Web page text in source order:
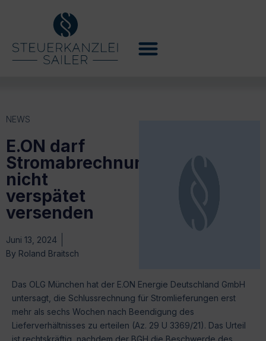
NEWS
E.ON darf
Stromabrechnung
nicht
verspätet
versenden
Juni 13, 2024
By Roland Braitsch
Das OLG München hat der E.ON Energie Deutschland GmbH
untersagt, die Schlussrechnung für Stromlieferungen erst
mehr als sechs Wochen nach Beendigung des
Lieferverhältnisses zu erteilen (Az. 29 U 3369/21). Das Urteil
ist rechtskräftig, nachdem der BGH die Beschwerde des